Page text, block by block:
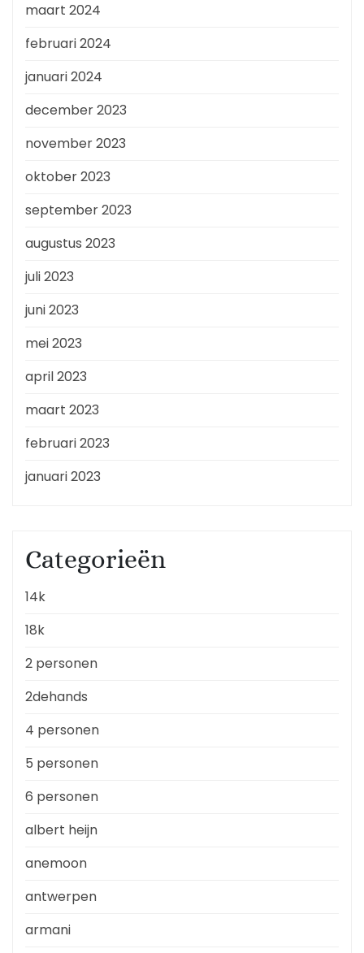
maart 2024
februari 2024
januari 2024
december 2023
november 2023
oktober 2023
september 2023
augustus 2023
juli 2023
juni 2023
mei 2023
april 2023
maart 2023
februari 2023
januari 2023
Categorieën
14k
18k
2 personen
2dehands
4 personen
5 personen
6 personen
albert heijn
anemoon
antwerpen
armani